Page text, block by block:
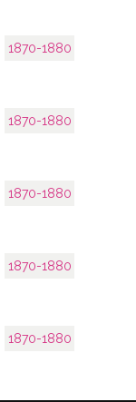
1870-1880
1870-1880
1870-1880
1870-1880
1870-1880